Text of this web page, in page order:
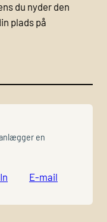
du nyder den
plads på
en
E-mail